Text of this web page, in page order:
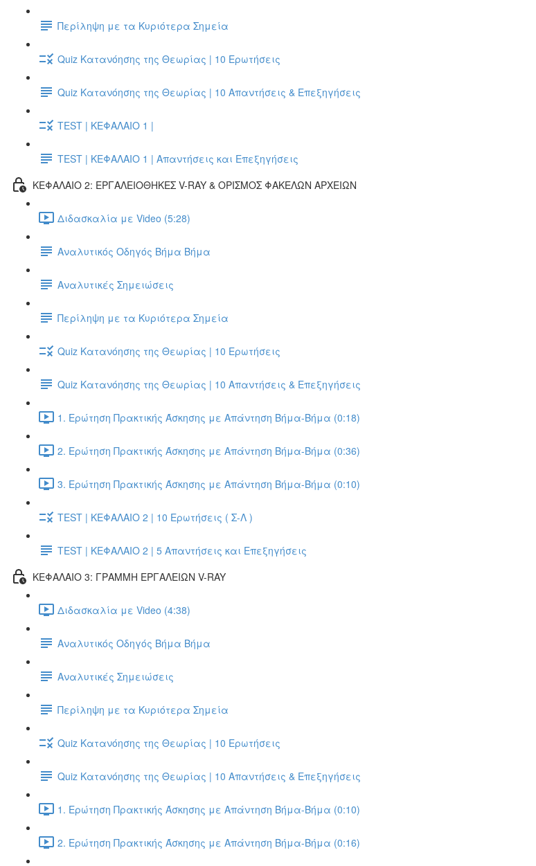
Περίληψη με τα Κυριότερα Σημεία
Quiz Κατανόησης της Θεωρίας | 10 Ερωτήσεις
Quiz Κατανόησης της Θεωρίας | 10 Απαντήσεις & Επεξηγήσεις
TEST | ΚΕΦΑΛΑΙΟ 1 |
TEST | ΚΕΦΑΛΑΙΟ 1 | Απαντήσεις και Επεξηγήσεις
ΚΕΦΑΛΑΙΟ 2: ΕΡΓΑΛΕΙΟΘΗΚΕΣ V-RAY & ΟΡΙΣΜΟΣ ΦΑΚΕΛΩΝ ΑΡΧΕΙΩΝ
Διδασκαλία με Video (5:28)
Αναλυτικός Οδηγός Βήμα Βήμα
Αναλυτικές Σημειώσεις
Περίληψη με τα Κυριότερα Σημεία
Quiz Κατανόησης της Θεωρίας | 10 Ερωτήσεις
Quiz Κατανόησης της Θεωρίας | 10 Απαντήσεις & Επεξηγήσεις
1. Ερώτηση Πρακτικής Άσκησης με Απάντηση Βήμα-Βήμα (0:18)
2. Ερώτηση Πρακτικής Άσκησης με Απάντηση Βήμα-Βήμα (0:36)
3. Ερώτηση Πρακτικής Άσκησης με Απάντηση Βήμα-Βήμα (0:10)
TEST | ΚΕΦΑΛΑΙΟ 2 | 10 Ερωτήσεις ( Σ-Λ )
TEST | ΚΕΦΑΛΑΙΟ 2 | 5 Απαντήσεις και Επεξηγήσεις
ΚΕΦΑΛΑΙΟ 3: ΓΡΑΜΜΗ ΕΡΓΑΛΕΙΩΝ V-RAY
Διδασκαλία με Video (4:38)
Αναλυτικός Οδηγός Βήμα Βήμα
Αναλυτικές Σημειώσεις
Περίληψη με τα Κυριότερα Σημεία
Quiz Κατανόησης της Θεωρίας | 10 Ερωτήσεις
Quiz Κατανόησης της Θεωρίας | 10 Απαντήσεις & Επεξηγήσεις
1. Ερώτηση Πρακτικής Άσκησης με Απάντηση Βήμα-Βήμα (0:10)
2. Ερώτηση Πρακτικής Άσκησης με Απάντηση Βήμα-Βήμα (0:16)